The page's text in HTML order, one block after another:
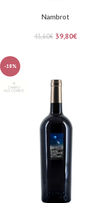
Nambrot
43,60€ 39,80€
-18%